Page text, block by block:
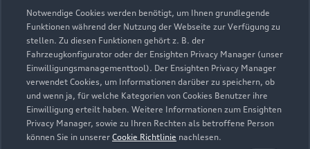
Notwendige Cookies werden benötigt, um Ihnen grundlegende
Funktionen während der Nutzung der Webseite zur Verfügung zu
stellen. Zu diesen Funktionen gehört z. B. der
Fahrzeugkonfigurator oder der Ensighten Privacy Manager (unser
Einwilligungsmanagementtool). Der Ensighten Privacy Manager
verwendet Cookies, um Informationen darüber zu speichern, ob
und wenn ja, für welche Kategorien von Cookies Benutzer ihre
Einwilligung erteilt haben. Weitere Informationen zum Ensighten
Privacy Manager, sowie zu Ihren Rechten als betroffene Person
können Sie in unserer Cookie Richtlinie nachlesen.
Geschlossen,öffnet am Montag 07:00
Zurück nach oben
Modelle